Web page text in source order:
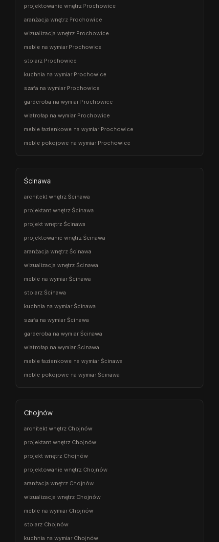
projektowanie wnętrz Prochowice
aranżacja wnętrz Prochowice
wizualizacja wnętrz Prochowice
meble na wymiar Prochowice
stolarz Prochowice
kuchnia na wymiar Prochowice
szafa na wymiar Prochowice
garderoba na wymiar Prochowice
wiatrołap na wymiar Prochowice
meble łazienkowe na wymiar Prochowice
meble pokojowe na wymiar Prochowice
Ścinawa
architekt wnętrz Ścinawa
projektant wnętrz Ścinawa
projekt wnętrz Ścinawa
projektowanie wnętrz Ścinawa
aranżacja wnętrz Ścinawa
wizualizacja wnętrz Ścinawa
meble na wymiar Ścinawa
stolarz Ścinawa
kuchnia na wymiar Ścinawa
szafa na wymiar Ścinawa
garderoba na wymiar Ścinawa
wiatrołap na wymiar Ścinawa
meble łazienkowe na wymiar Ścinawa
meble pokojowe na wymiar Ścinawa
Chojnów
architekt wnętrz Chojnów
projektant wnętrz Chojnów
projekt wnętrz Chojnów
projektowanie wnętrz Chojnów
aranżacja wnętrz Chojnów
wizualizacja wnętrz Chojnów
meble na wymiar Chojnów
stolarz Chojnów
kuchnia na wymiar Chojnów